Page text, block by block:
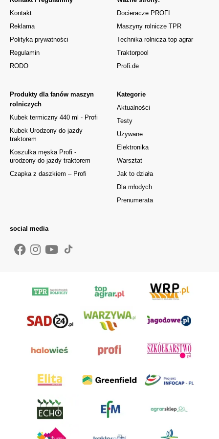
Kontakt
Reklama
Polityka prywatności
Regulamin
RODO
Kategorie
Aktualności
Testy
Używane
Elektronika
Warsztat
Jak to działa
Dla młodych
Prenumerata
Produkty dla fanów maszyn
rolniczych
Kubek termiczny 440 ml - Profi
Kubek Urodzony do jazdy
traktorem
Koszulka męska Profi -
urodzony do jazdy traktorem
Czapka z daszkiem – Profi
Docieracze PROFI
Maszyny rolnicze TPR
Technika rolnicza top agrar
Traktorpool
Profi.de
social media